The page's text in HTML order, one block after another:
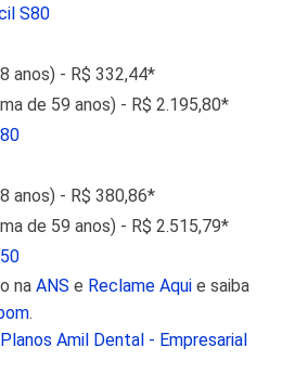
S80
anos) - R$ 332,44*
de 59 anos) - R$ 2.195,80*
anos) - R$ 380,86*
de 59 anos) - R$ 2.515,79*
na ANS e Reclame Aqui e saiba
.
Planos Amil Dental - Empresarial